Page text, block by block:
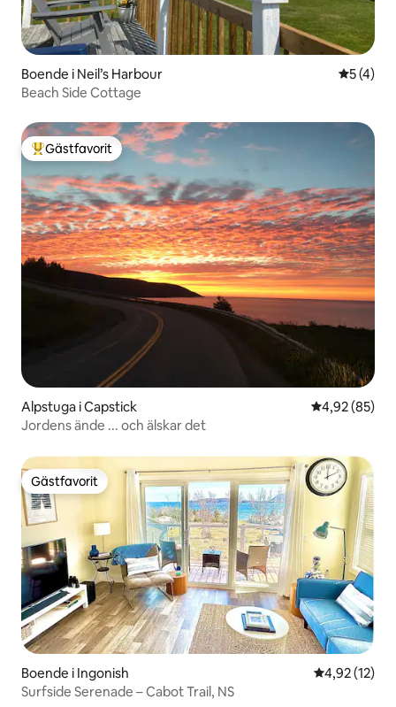
Boende i Neil’s Harbour 5 av 5 i
5 (4)
Beach Side Cottage
Populär gästfavorit
Gästfavorit
Alpstuga i Capstick 4,92 av 5 i
4,92 (85)
Jordens ände ... och älskar det
Gästfavorit
Gästfavorit
Boende i Ingonish 4,92 av 5 i
4,92 (12)
Surfside Serenade – Cabot Trail, NS